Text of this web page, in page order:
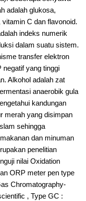
adalah glukosa,
C dan flavonoid.
indeks numerik
dalam suatu sistem.
transfer elektron
negatif yang tinggi
Alkohol adalah zat
anaerobik gula
kandungan
merah yang disimpan
sehingga
dan minuman
penelitian
nilai Oxidation
ORP meter pen type
Chromatography-
, Type GC :